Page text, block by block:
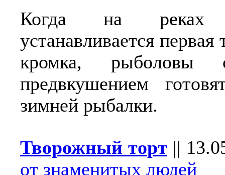
Когда на
устанавливается первая
кромка, рыболовы
предвкушением
зимней рыбалки.
Творожный торт ||
от знаменитых людей